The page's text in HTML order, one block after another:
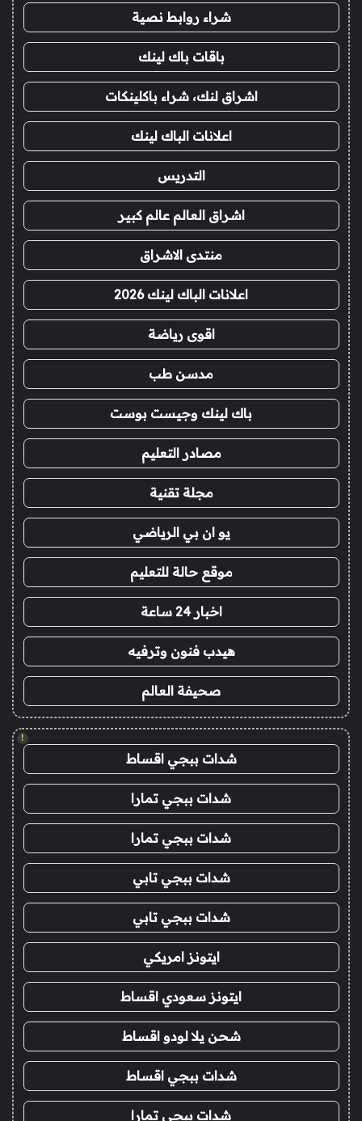
شراء روابط نصية
باقات باك لينك
اشراق لنك، شراء باكلينكات
اعلانات الباك لينك
التدريس
اشراق العالم عالم كبير
منتدى الاشراق
اعلانات الباك لينك 2026
اقوى رياضة
مدسن طب
باك لينك وجيست بوست
مصادر التعليم
مجلة تقنية
يو ان بي الرياضي
موقع حالة للتعليم
اخبار 24 ساعة
هيدب فنون وترفيه
صحيفة العالم
!
شدات ببجي اقساط
شدات ببجي تمارا
شدات ببجي تمارا
شدات ببجي تابي
شدات ببجي تابي
ايتونز امريكي
ايتونز سعودي اقساط
شحن يلا لودو اقساط
شدات ببجي اقساط
شدات ببجي تمارا